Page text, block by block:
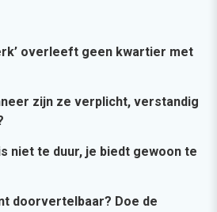
overleeft geen kwartier met
zijn ze verplicht, verstandig
niet te duur, je biedt gewoon te
doorvertelbaar? Doe de